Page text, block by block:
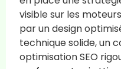
visible sur les
par un design
technique solide, un
optimisation SEO